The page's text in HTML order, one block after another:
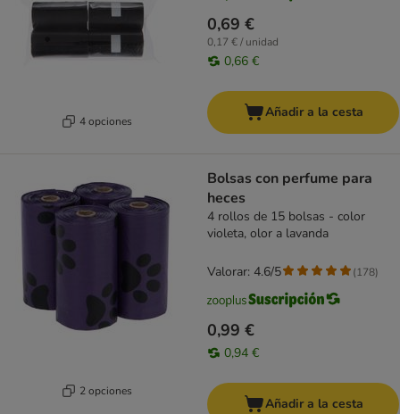
4 opciones
0,69 €
0,17 € / unidad
0,66 €
Añadir a la cesta
2 opciones
Bolsas con perfume para
heces
4 rollos de 15 bolsas - color
violeta, olor a lavanda
0,99 €
0,94 €
Valorar: 4.6/5 (178)
Añadir a la cesta